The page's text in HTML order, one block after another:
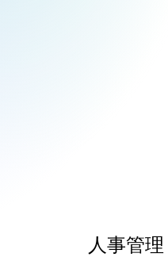
人事管理